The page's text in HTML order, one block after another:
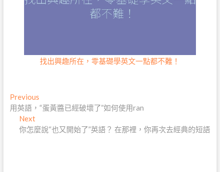
找出興趣所在，零基礎學英文一點都不難！
文
章
導
PreviousPrevious
post:
用英語，“蛋黃醬已經破壞了”如何使用ran
NextNext
post:
你怎麼說“也又開始了”英語？ 在那裡，你再次去經典的短語